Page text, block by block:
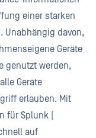
einer starken
Unabhängig davon,
Geräte
genutzt werden,
Geräte
erlauben. Mit
für Splunk (
auf